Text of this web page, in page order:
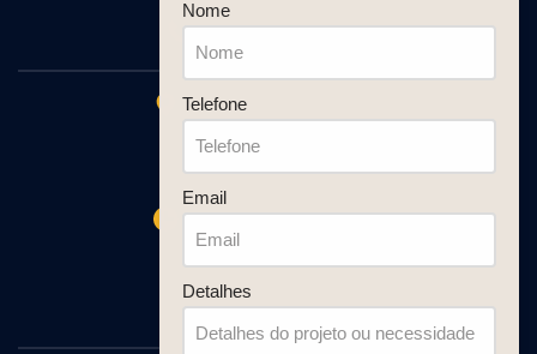
(11) 2021-2199
R. Bahia, 1245 - Sala 10
Centro, Avaré - SP
CEP: 18700-110
Segunda a Quinta:
08:00 às 11:30 e 13:00 às 18:00
Sexta:
08:00 às 11:30 e 13:00 às 17:00
Nome
Telefone
Email
Detalhes